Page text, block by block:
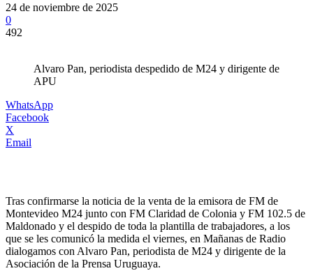
24 de noviembre de 2025
0
492
Alvaro Pan, periodista despedido de M24 y dirigente de
APU
WhatsApp
Facebook
X
Email
Tras confirmarse la noticia de la venta de la emisora de FM de
Montevideo M24 junto con FM Claridad de Colonia y FM 102.5 de
Maldonado y el despido de toda la plantilla de trabajadores, a los
que se les comunicó la medida el viernes, en Mañanas de Radio
dialogamos con Alvaro Pan, periodista de M24 y dirigente de la
Asociación de la Prensa Uruguaya.